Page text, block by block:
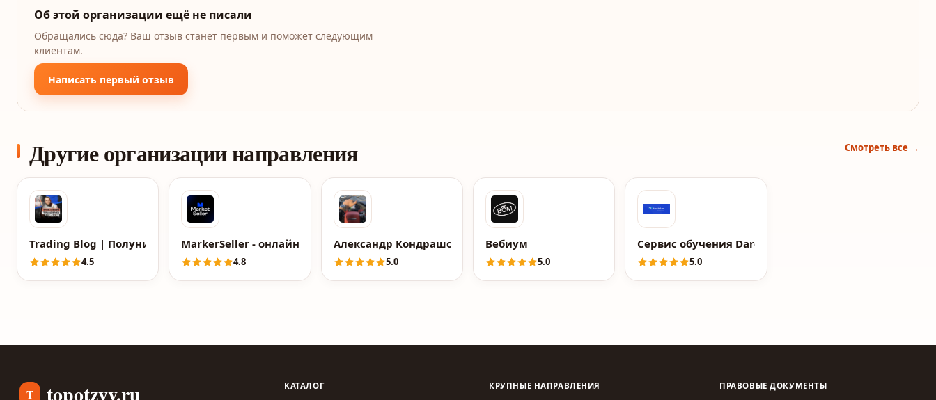
Об этой организации ещё не писали
Обращались сюда? Ваш отзыв станет первым и поможет следующим
клиентам.
Написать первый отзыв
Другие организации направления Смотреть все →
Trading Blog | Полунин Олег – телеграмм канал, блог по трейдингу и криптовалюте Полунина Олега.
4.5
MarkerSeller - онлайн университет Александра Никитина по запуску онлайн-магазинов с нуля на маркетплейсах
4.8
Александр Кондрашов
5.0
Вебиум
5.0
Сервис обучения Darchik (Дарчик)
5.0
T topotzyv.ru КАТАЛОГ КРУПНЫЕ НАПРАВЛЕНИЯ ПРАВОВЫЕ ДОКУМЕНТЫ